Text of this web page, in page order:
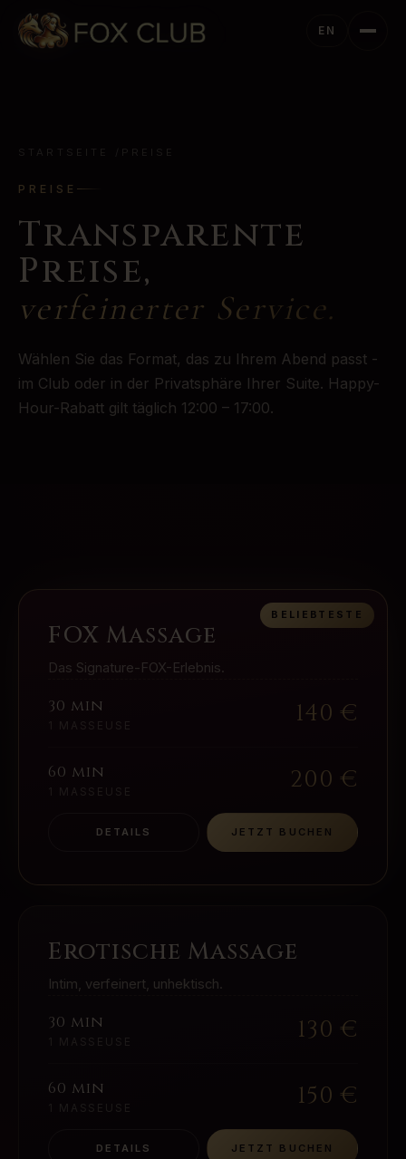
EN
PREISE
Transparente
Preise,
verfeinerter Service.
Wählen Sie das Format, das zu Ihrem Abend passt -
im Club oder in der Privatsphäre Ihrer Suite. Happy-
Hour-Rabatt gilt täglich 12:00 – 17:00.
BELIEBTESTE
FOX Massage
Das Signature-FOX-Erlebnis.
30 min 140 €
60 min 200 €
DETAILS JETZT BUCHEN
Erotische Massage
Intim, verfeinert, unhektisch.
30 min 130 €
60 min 150 €
DETAILS JETZT BUCHEN